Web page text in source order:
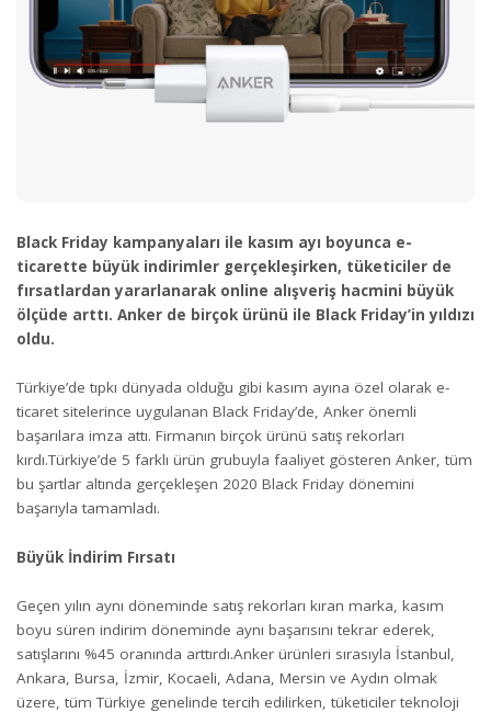
Black Friday kampanyaları ile kasım ayı boyunca e-
ticarette büyük indirimler gerçekleşirken, tüketiciler de
fırsatlardan yararlanarak online alışveriş hacmini büyük
ölçüde arttı. Anker de birçok ürünü ile Black Friday’in yıldızı
oldu.
Türkiye’de tıpkı dünyada olduğu gibi kasım ayına özel olarak e-
ticaret sitelerince uygulanan Black Friday’de, Anker önemli
başarılara imza attı. Firmanın birçok ürünü satış rekorları
kırdı.Türkiye’de 5 farklı ürün grubuyla faaliyet gösteren Anker, tüm
bu şartlar altında gerçekleşen 2020 Black Friday dönemini
başarıyla tamamladı.
Büyük İndirim Fırsatı
Geçen yılın aynı döneminde satış rekorları kıran marka, kasım
boyu süren indirim döneminde aynı başarısını tekrar ederek,
satışlarını %45 oranında arttırdı.Anker ürünleri sırasıyla İstanbul,
Ankara, Bursa, İzmir, Kocaeli, Adana, Mersin ve Aydın olmak
üzere, tüm Türkiye genelinde tercih edilirken, tüketiciler teknoloji